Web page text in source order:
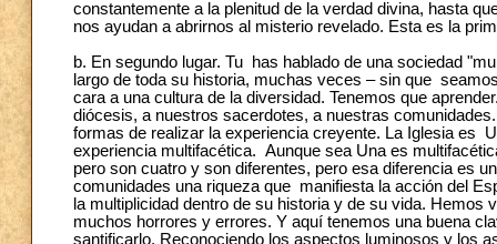
constantemente a la plenitud de la verdad divina, hasta
nos ayudan a abrirnos al misterio revelado. Esta es la
b. En segundo lugar. Tu has hablado de una sociedad
largo de toda su historia, muchas veces – sin que
cara a una cultura de la diversidad. Tenemos que
diócesis, a nuestros sacerdotes, a nuestras
formas de realizar la experiencia creyente. La Iglesia es
experiencia multifacética. Aunque sea Una es
pero son cuatro y son diferentes, pero esa diferencia es
comunidades una riqueza que manifiesta la acción del
la multiplicidad dentro de su historia y de su vida.
muchos horrores y errores. Y aquí tenemos una buena
santificarlo. Reconociendo los aspectos luminosos y los